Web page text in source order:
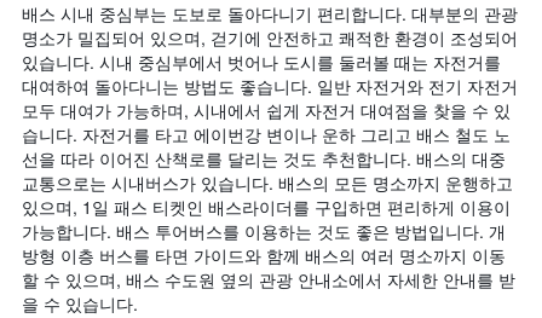
배스 시내 중심부는 도보로 돌아다니기 편리합니다. 대부분의 관광
명소가 밀집되어 있으며, 걷기에 안전하고 쾌적한 환경이 조성되어
있습니다. 시내 중심부에서 벗어나 도시를 둘러볼 때는 자전거를
대여하여 돌아다니는 방법도 좋습니다. 일반 자전거와 전기 자전거
모두 대여가 가능하며, 시내에서 쉽게 자전거 대여점을 찾을 수 있
습니다. 자전거를 타고 에이번강 변이나 운하 그리고 배스 철도 노
선을 따라 이어진 산책로를 달리는 것도 추천합니다. 배스의 대중
교통으로는 시내버스가 있습니다. 배스의 모든 명소까지 운행하고
있으며, 1일 패스 티켓인 배스라이더를 구입하면 편리하게 이용이
가능합니다. 배스 투어버스를 이용하는 것도 좋은 방법입니다. 개
방형 이층 버스를 타면 가이드와 함께 배스의 여러 명소까지 이동
할 수 있으며, 배스 수도원 옆의 관광 안내소에서 자세한 안내를 받
을 수 있습니다.